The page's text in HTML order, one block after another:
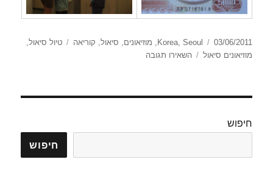
פורסם
בתאריך
03/06/2011 קטגוריותKorea, Seoul
, מוזיאונים, סיאול, קוריאה תגיות
טיול סיאול,
מוזיאונים סיאול
השאירו תגובה
חיפוש
חיפוש